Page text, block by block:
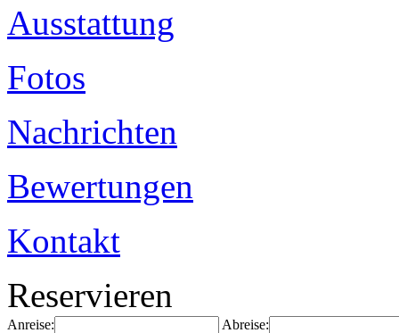
Ausstattung
Fotos
Nachrichten
Bewertungen
Kontakt
Reservieren
Anreise: Abreise: